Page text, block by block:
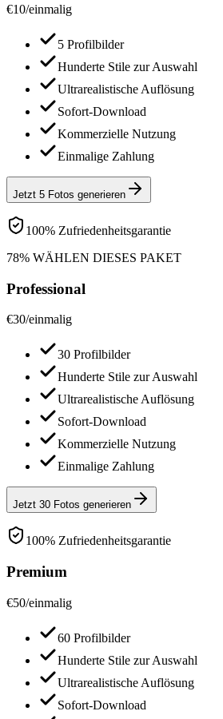
€10/einmalig
5 Profilbilder
Hunderte Stile zur Auswahl
Ultrarealistische Auflösung
Sofort-Download
Kommerzielle Nutzung
Einmalige Zahlung
Jetzt 5 Fotos generieren
100% Zufriedenheitsgarantie
78% WÄHLEN DIESES PAKET
Professional
€30/einmalig
30 Profilbilder
Hunderte Stile zur Auswahl
Ultrarealistische Auflösung
Sofort-Download
Kommerzielle Nutzung
Einmalige Zahlung
Jetzt 30 Fotos generieren
100% Zufriedenheitsgarantie
Premium
€50/einmalig
60 Profilbilder
Hunderte Stile zur Auswahl
Ultrarealistische Auflösung
Sofort-Download